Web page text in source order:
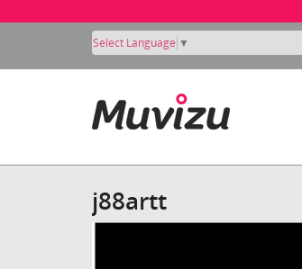
Select Language ▼
j88artt